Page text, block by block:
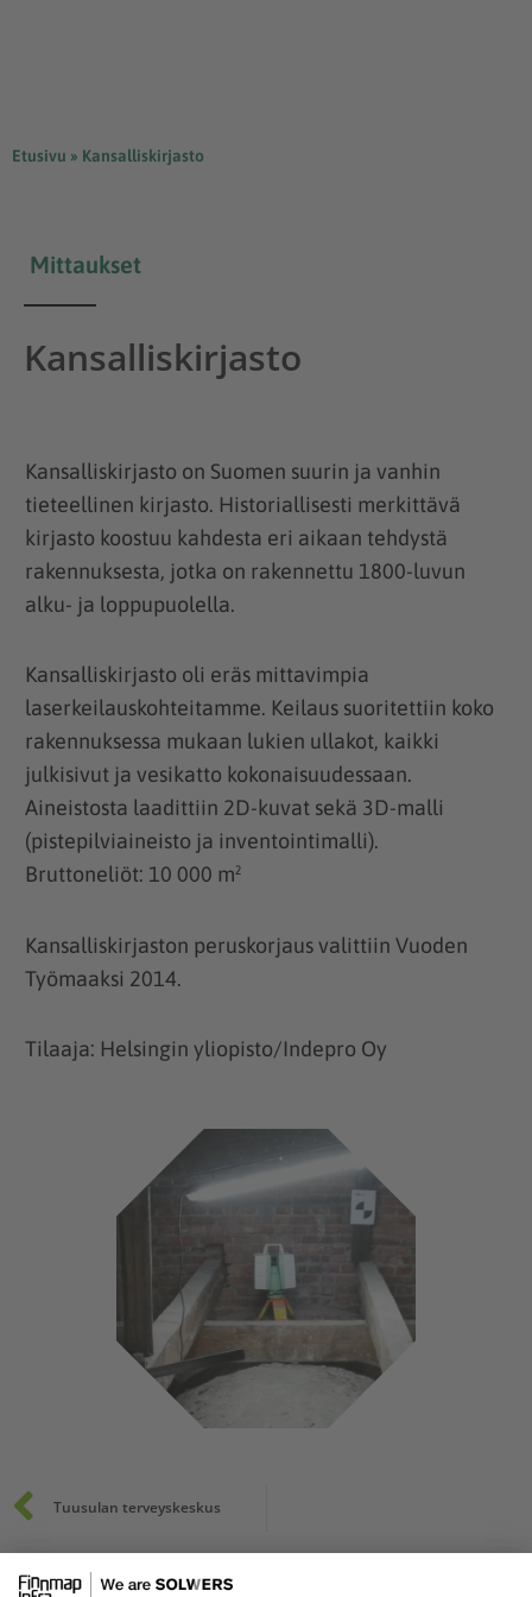
Etusivu » Kansalliskirjasto
Mittaukset
Kansalliskirjasto
Kansalliskirjasto on Suomen suurin ja vanhin
tieteellinen kirjasto. Historiallisesti merkittävä
kirjasto koostuu kahdesta eri aikaan tehdystä
rakennuksesta, jotka on rakennettu 1800-luvun
alku- ja loppupuolella.
Kansalliskirjasto oli eräs mittavimpia
laserkeilauskohteitamme. Keilaus suoritettiin koko
rakennuksessa mukaan lukien ullakot, kaikki
julkisivut ja vesikatto kokonaisuudessaan.
Aineistosta laadittiin 2D-kuvat sekä 3D-malli
(pistepilviaineisto ja inventointimalli).
Bruttoneliöt: 10 000 m²
Kansalliskirjaston peruskorjaus valittiin Vuoden
Työmaaksi 2014.
Tilaaja: Helsingin yliopisto/Indepro Oy
Tuusulan terveyskeskus